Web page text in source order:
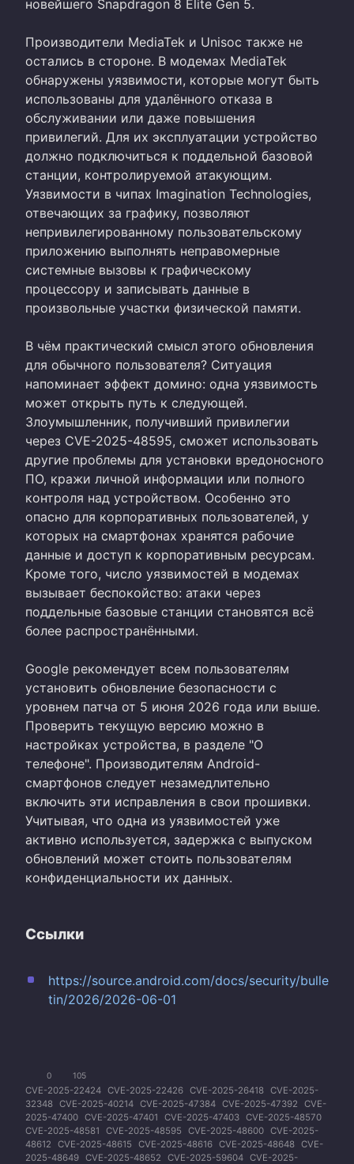
новейшего Snapdragon 8 Elite Gen 5.
Производители MediaTek и Unisoc также не
остались в стороне. В модемах MediaTek
обнаружены уязвимости, которые могут быть
использованы для удалённого отказа в
обслуживании или даже повышения
привилегий. Для их эксплуатации устройство
должно подключиться к поддельной базовой
станции, контролируемой атакующим.
Уязвимости в чипах Imagination Technologies,
отвечающих за графику, позволяют
непривилегированному пользовательскому
приложению выполнять неправомерные
системные вызовы к графическому
процессору и записывать данные в
произвольные участки физической памяти.
В чём практический смысл этого обновления
для обычного пользователя? Ситуация
напоминает эффект домино: одна уязвимость
может открыть путь к следующей.
Злоумышленник, получивший привилегии
через CVE-2025-48595, сможет использовать
другие проблемы для установки вредоносного
ПО, кражи личной информации или полного
контроля над устройством. Особенно это
опасно для корпоративных пользователей, у
которых на смартфонах хранятся рабочие
данные и доступ к корпоративным ресурсам.
Кроме того, число уязвимостей в модемах
вызывает беспокойство: атаки через
поддельные базовые станции становятся всё
более распространёнными.
Google рекомендует всем пользователям
установить обновление безопасности с
уровнем патча от 5 июня 2026 года или выше.
Проверить текущую версию можно в
настройках устройства, в разделе "О
телефоне". Производителям Android-
смартфонов следует незамедлительно
включить эти исправления в свои прошивки.
Учитывая, что одна из уязвимостей уже
активно используется, задержка с выпуском
обновлений может стоить пользователям
конфиденциальности их данных.
Ссылки
https://source.android.com/docs/security/bulle
tin/2026/2026-06-01
0 105
CVE-2025-22424 CVE-2025-22426 CVE-2025-26418 CVE-2025-
32348 CVE-2025-40214 CVE-2025-47384 CVE-2025-47392
CVE-
2025-47400 CVE-2025-47401 CVE-2025-47403 CVE-2025-48570
CVE-2025-48581
CVE-2025-48595 CVE-2025-48600 CVE-2025-
48612
CVE-2025-48615 CVE-2025-48616 CVE-2025-48648 CVE-
2025-48649 CVE-2025-48652 CVE-2025-59604 CVE-2025-